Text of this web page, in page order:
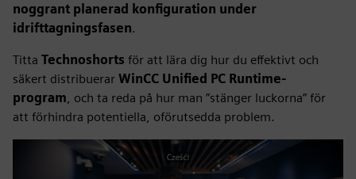
noggrant planerad konfiguration under
idrifttagningsfasen.
Titta Technoshorts för att lära dig hur du effektivt och
säkert distribuerar WinCC Unified PC Runtime-
program, och ta reda på hur man ”stänger luckorna” för
att förhindra potentiella, oförutsedda problem.